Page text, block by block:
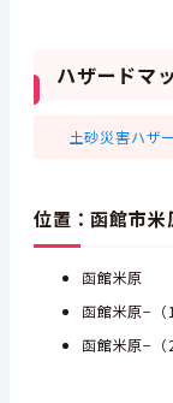
ハザードマ
土砂災害ハザ
位置：函館市
函館米原
函館米原−（1
函館米原−（2